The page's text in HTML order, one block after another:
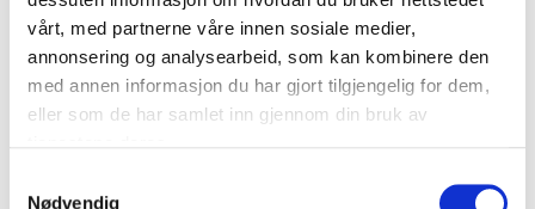
vårt, med partnerne våre innen sosiale medier,
annonsering og analysearbeid, som kan kombinere den
med annen informasjon du har gjort tilgjengelig for dem,
eller som de har samlet inn gjennom din bruk av
Nødvendig
Sted
Digitalt via Teams